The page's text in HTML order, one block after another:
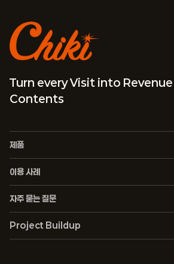
Turn every Visit into Revenue
Contents
제품
이용 사례
자주 묻는 질문
Project Buildup